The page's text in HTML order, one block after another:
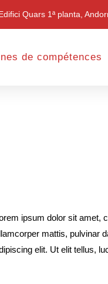
Quars 1ª planta,
de compétences
ipsum dolor sit amet,
mattis, pulvinar
elit. Ut elit tellus,